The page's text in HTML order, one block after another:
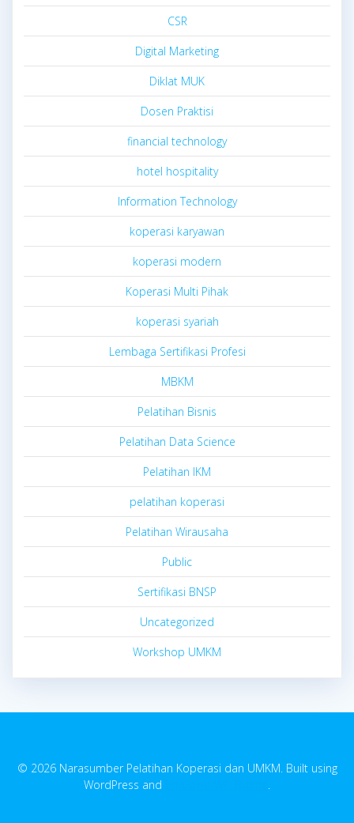
CSR
Digital Marketing
Diklat MUK
Dosen Praktisi
financial technology
hotel hospitality
Information Technology
koperasi karyawan
koperasi modern
Koperasi Multi Pihak
koperasi syariah
Lembaga Sertifikasi Profesi
MBKM
Pelatihan Bisnis
Pelatihan Data Science
Pelatihan IKM
pelatihan koperasi
Pelatihan Wirausaha
Public
Sertifikasi BNSP
Uncategorized
Workshop UMKM
© 2026 Narasumber Pelatihan Koperasi dan UMKM. Built using
WordPress and
.